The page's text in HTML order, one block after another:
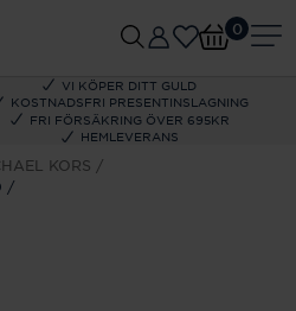
VI KÖPER DITT GULD
KOSTNADSFRI PRESENTINSLAGNING
FRI FÖRSÄKRING ÖVER 695KR
HEMLEVERANS
0
KORS